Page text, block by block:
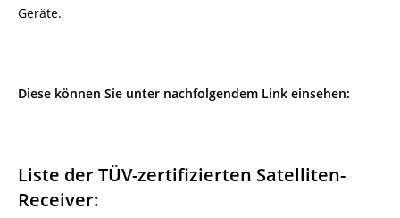
Geräte.
Diese können Sie unter nachfolgendem Link einsehen:
Liste der TÜV-zertifizierten Satelliten-
Receiver: